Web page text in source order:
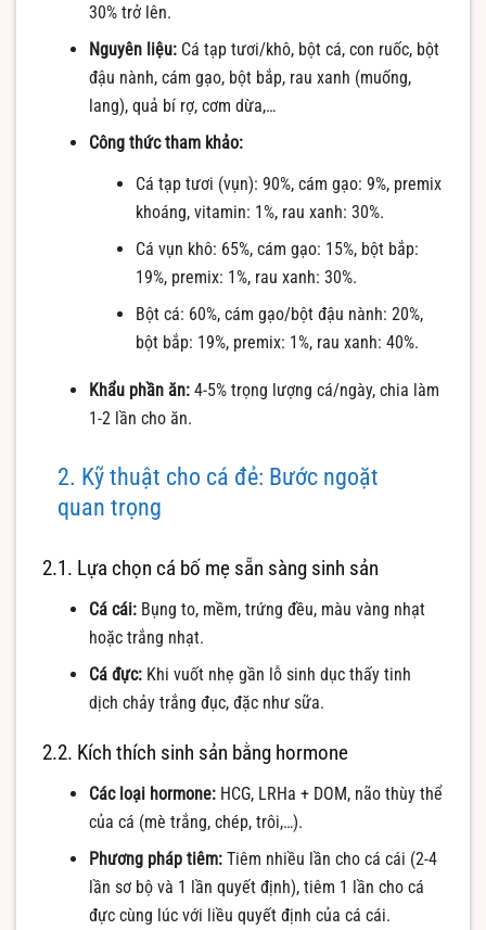
30% trở lên.
Nguyên liệu:Cá tạp tươi/khô, bột cá, con ruốc, bột
đậu nành, cám gạo, bột bắp, rau xanh (muống,
lang), quả bí rợ, cơm dừa,…
Công thức tham khảo:
Cá tạp tươi (vụn): 90%, cám gạo: 9%, premix
khoáng, vitamin: 1%, rau xanh: 30%.
Cá vụn khô: 65%, cám gạo: 15%, bột bắp:
19%, premix: 1%, rau xanh: 30%.
Bột cá: 60%, cám gạo/bột đậu nành: 20%,
bột bắp: 19%, premix: 1%, rau xanh: 40%.
Khẩu phần ăn:4-5% trọng lượng cá/ngày, chia làm
1-2 lần cho ăn.
2. Kỹ thuật cho cá đẻ: Bước ngoặt
quan trọng
2.1. Lựa chọn cá bố mẹ sẵn sàng sinh sản
Cá cái:Bụng to, mềm, trứng đều, màu vàng nhạt
hoặc trắng nhạt.
Cá đực:Khi vuốt nhẹ gần lỗ sinh dục thấy tinh
dịch chảy trắng đục, đặc như sữa.
2.2. Kích thích sinh sản bằng hormone
Các loại hormone:HCG, LRHa + DOM, não thùy thể
của cá (mè trắng, chép, trôi,…).
Phương pháp tiêm:Tiêm nhiều lần cho cá cái (2-4
lần sơ bộ và 1 lần quyết định), tiêm 1 lần cho cá
đực cùng lúc với liều quyết định của cá cái.